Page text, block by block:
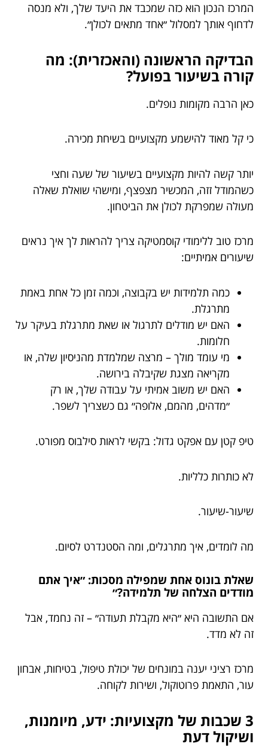
המרכז הנכון הוא כזה שמכבד את היעד שלך, ולא מנסה
לדחוף אותך למסלול ״אחד מתאים לכולן״.
הבדיקה הראשונה (והאכזרית): מה
קורה בשיעור בפועל?
כאן הרבה מקומות נופלים.
כי קל מאוד להישמע מקצועיים בשיחת מכירה.
יותר קשה להיות מקצועיים בשיעור של שעה וחצי
כשהמודל זזה, המכשיר מצפצף, ומישהי שואלת שאלה
מעולה שמפרקת לכולן את הביטחון.
מרכז טוב ללימודי קוסמטיקה צריך להראות לך איך נראים
שיעורים אמיתיים:
כמה תלמידות יש בקבוצה, וכמה זמן כל אחת באמת
מתרגלת.
האם יש מודלים לתרגול או שאת מתרגלת בעיקר על
חלומות.
מי עומד מולך – מרצה שמלמדת מהניסיון שלה, או
מקריאה מצגת שקיבלה בירושה.
האם יש משוב אמיתי על עבודה שלך, או רק
״מדהים, מהמם, אלופה״ גם כשצריך לשפר.
טיפ קטן עם אפקט גדול: בקשי לראות סילבוס מפורט.
לא כותרות כלליות.
שיעור-שיעור.
מה לומדים, איך מתרגלים, ומה הסטנדרט לסיום.
שאלת בונוס אחת שמפילה מסכות: ״איך אתם
מודדים הצלחה של תלמידה?״
אם התשובה היא ״היא מקבלת תעודה״ – זה נחמד, אבל
זה לא מדד.
מרכז רציני יענה במונחים של יכולת טיפול, בטיחות, אבחון
עור, התאמת פרוטוקול, ושירות לקוחה.
3 שכבות של מקצועיות: ידע, מיומנות,
ושיקול דעת